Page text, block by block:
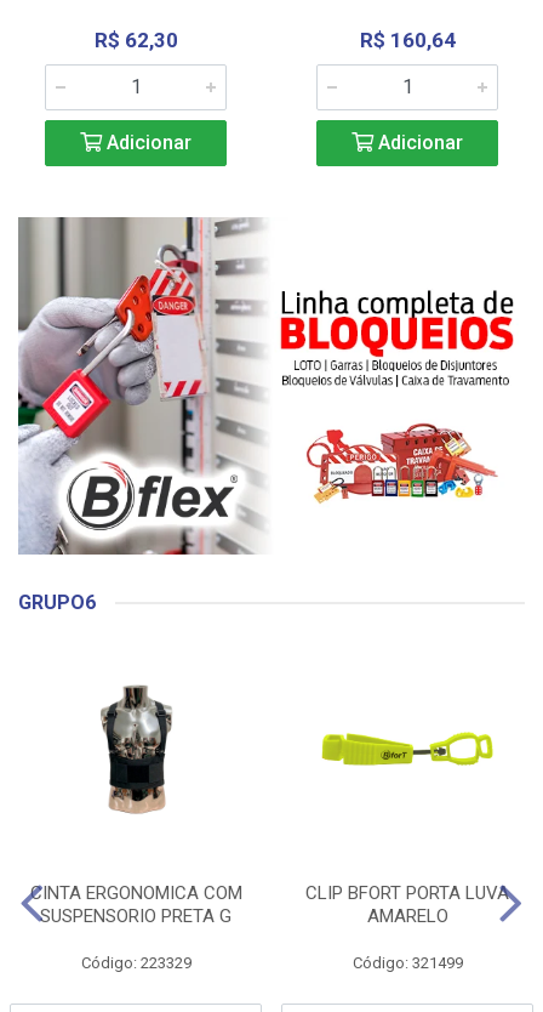
R$ 62,30
Adicionar
R$ 160,64
Adicionar
GRUPO6
CINTA ERGONOMICA COM
SUSPENSORIO PRETA G
Código: 223329
CLIP BFORT PORTA LUVA
AMARELO
Código: 321499